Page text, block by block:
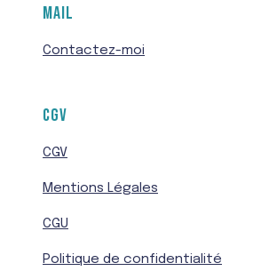
MAIL
Contactez-moi
CGV
CGV
Mentions Légales
CGU
Politique de confidentialité